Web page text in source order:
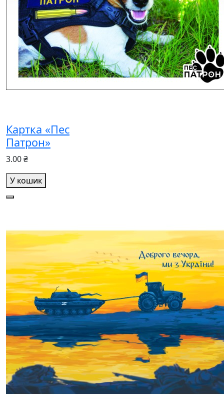
Картка «Пес
Патрон»
3.00 ₴
У кошик